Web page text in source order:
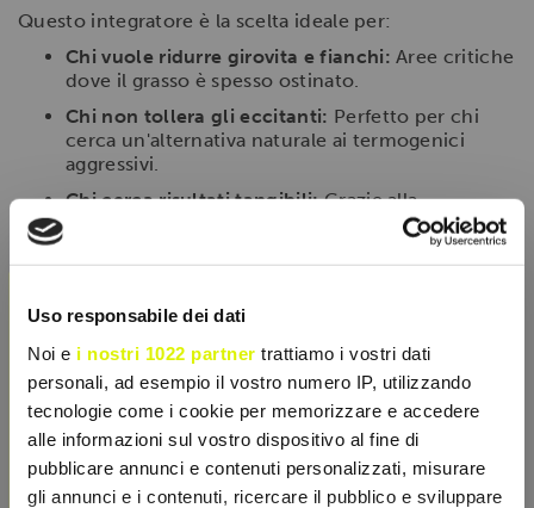
×
Uso responsabile dei dati
Noi e i nostri 1022 partner trattiamo i vostri dati
personali, ad esempio il vostro numero IP, utilizzando
tecnologie come i cookie per memorizzare e accedere
alle informazioni sul vostro dispositivo al fine di
pubblicare annunci e contenuti personalizzati, misurare
gli annunci e i contenuti, ricercare il pubblico e sviluppare
Questo integratore è la scelta ideale per:
Chi vuole ridurre girovita e fianchi: Aree critiche
dove il grasso è spesso ostinato.
Chi non tollera gli eccitanti: Perfetto per chi
cerca un'alternativa naturale ai termogenici
aggressivi.
Chi cerca risultati tangibili:Grazie alla
tecnologia liposomiale che massimizza l'efficacia
Assumere
d'acqua, preferibilmente suddivise durante la giornata
e lontano dai pasti per ottimizzare l'assorbimento
liposomiale.
SCHEDA TECNICA